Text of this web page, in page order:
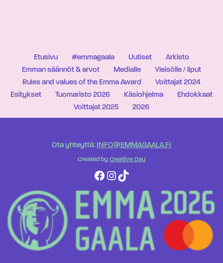
Etusivu #emmagaala Uutiset
Arkisto
Emman säännöt & arvot
Medialle
Yleisölle / liput
Rules and values of the Emma Award
Voittajat 2024
Esitykset
Tuomaristo 2026 Käsiohjelma
Ehdokkaat
Voittajat 2025
2026
Ota yhteyttä: INFO@EMMAGAALA.FI
Created by Creative Day